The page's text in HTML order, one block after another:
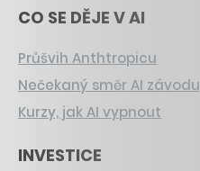
CO SE DĚJE V AI
Průšvih Anthtropicu
Nečekaný směr AI závodu
Kurzy, jak AI vypnout
INVESTICE